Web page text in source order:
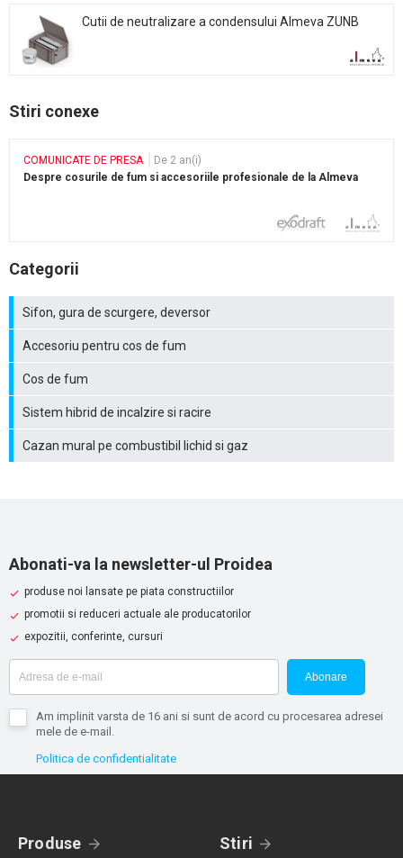
Cutii de neutralizare a condensului Almeva ZUNB
Stiri conexe
COMUNICATE DE PRESA
De 2 an(i)
Despre cosurile de fum si accesoriile profesionale de la Almeva
Categorii
Sifon, gura de scurgere, deversor
Accesoriu pentru cos de fum
Cos de fum
Sistem hibrid de incalzire si racire
Cazan mural pe combustibil lichid si gaz
Abonati-va la newsletter-ul Proidea
produse noi lansate pe piata constructiilor
promotii si reduceri actuale ale producatorilor
expozitii, conferinte, cursuri
Abonare
Am implinit varsta de 16 ani si sunt de acord cu procesarea adresei
mele de e-mail.
Politica de confidentialitate
Produse Stiri